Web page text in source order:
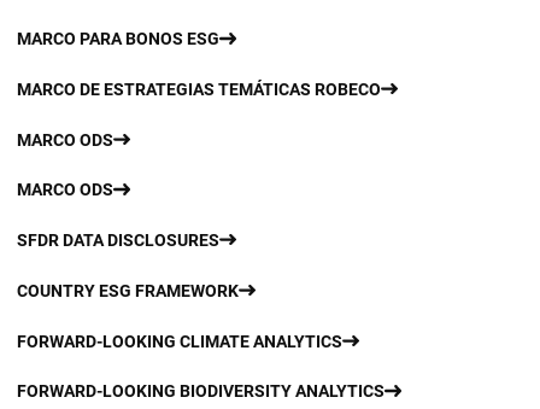
MARCO PARA BONOS ESG
MARCO DE ESTRATEGIAS TEMÁTICAS ROBECO
MARCO ODS
MARCO ODS
SFDR DATA DISCLOSURES
COUNTRY ESG FRAMEWORK
FORWARD-LOOKING CLIMATE ANALYTICS
FORWARD-LOOKING BIODIVERSITY ANALYTICS